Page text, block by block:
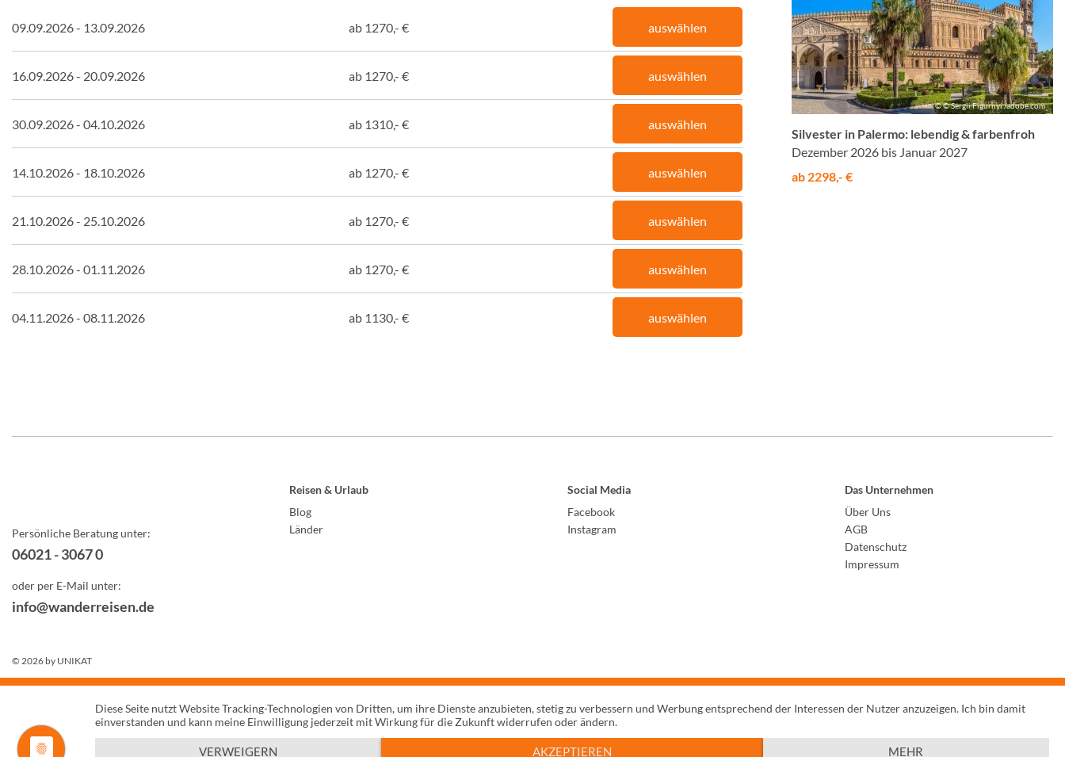
09.09.2026 - 13.09.2026 ab 1270,- € auswählen
16.09.2026 - 20.09.2026 ab 1270,- € auswählen
30.09.2026 - 04.10.2026 ab 1310,- € auswählen
14.10.2026 - 18.10.2026 ab 1270,- € auswählen
21.10.2026 - 25.10.2026 ab 1270,- € auswählen
28.10.2026 - 01.11.2026 ab 1270,- € auswählen
04.11.2026 - 08.11.2026 ab 1130,- € auswählen
© © Sergii Figurnyi /adobe.com
Silvester in Palermo: lebendig & farbenfroh
Dezember 2026 bis Januar 2027
ab 2298,- €
Persönliche Beratung unter:
06021 - 3067 0
oder per E-Mail unter:
info@wanderreisen.de
Reisen & Urlaub
Blog
Länder
Social Media
Facebook
Instagram
Das Unternehmen
Über Uns
AGB
Datenschutz
Impressum
© 2026 by UNIKAT
Diese Seite nutzt Website Tracking-Technologien von Dritten, um ihre Dienste anzubieten, stetig zu verbessern und Werbung entsprechend der Interessen der Nutzer anzuzeigen. Ich bin damit
einverstanden und kann meine Einwilligung jederzeit mit Wirkung für die Zukunft widerrufen oder ändern.
VERWEIGERN AKZEPTIEREN MEHR